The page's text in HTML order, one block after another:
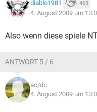
diablo1981 463
4. August 2009 um
Also wenn diese spiele
ANTWORT 5 / 6
ac/dc
4. August 2009 um